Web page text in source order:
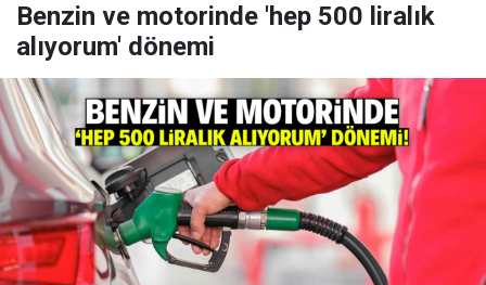
Benzin ve motorinde 'hep 500 liralık
alıyorum' dönemi